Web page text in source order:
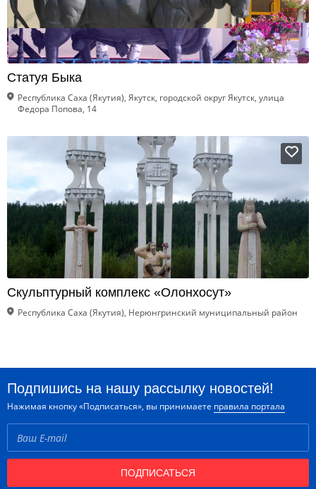
Статуя Быка
Республика Саха (Якутия), Якутск, городской округ Якутск, улица
Федора Попова, 14
Скульптурный комплекс «Олонхосут»
Республика Саха (Якутия), Нерюнгринский муниципальный район
Подпишись на нашу рассылку новостей!
Нажимая кнопку «Подписаться», вы принимаете правила портала
ПОДПИСАТЬСЯ